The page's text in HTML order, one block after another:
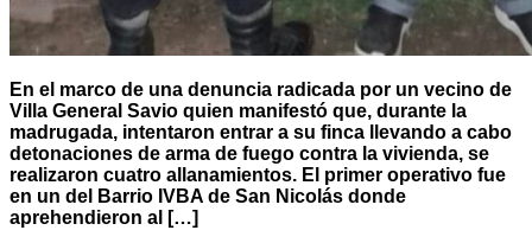
En el marco de una denuncia radicada por un vecino de
Villa General Savio quien manifestó que, durante la
madrugada, intentaron entrar a su finca llevando a cabo
detonaciones de arma de fuego contra la vivienda, se
realizaron cuatro allanamientos. El primer operativo fue
en un del Barrio IVBA de San Nicolás donde
aprehendieron al […]